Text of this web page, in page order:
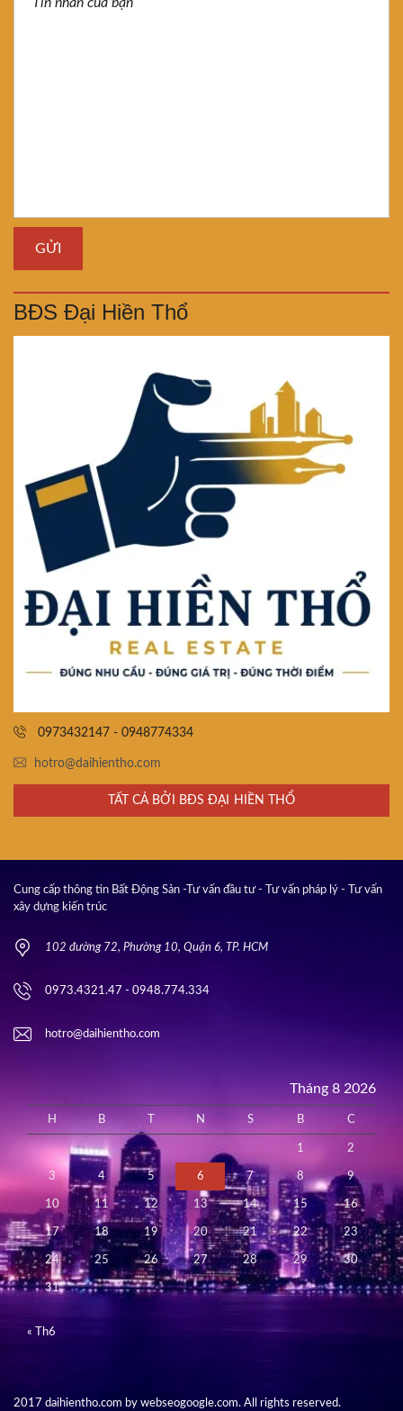
BĐS Đại Hiền Thổ
0973432147 - 0948774334
hotro@daihientho.com
TẤT CẢ BỞI BĐS ĐẠI HIỀN THỔ
Cung cấp thông tin Bất Động Sản -Tư vấn đầu tư - Tư vấn pháp lý - Tư vấn
xây dựng kiến trúc
102 đường 72, Phường 10, Quận 6, TP. HCM
0973.4321.47 - 0948.774.334
hotro@daihientho.com
Tháng 8 2026
H B N S B C
1 2
3 4 5 6 7 8 9
10 11 12 13 14 15 16
17 18 19 20 21 22 23
24 25 26 27 28 29 30
31
« Th6
2017 daihientho.com by webseogoogle.com. All rights reserved.